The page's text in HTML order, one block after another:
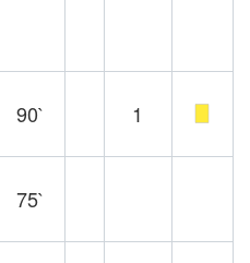
90` 1
75`